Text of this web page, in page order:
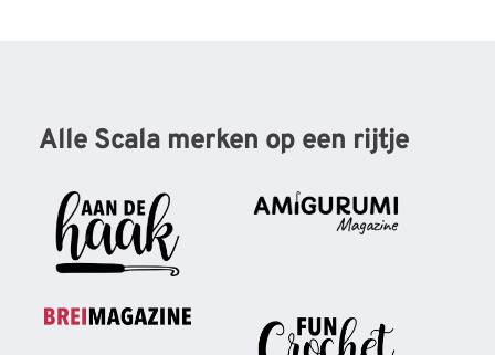
Alle Scala merken op een rijtje